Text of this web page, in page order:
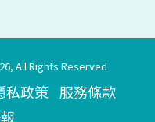
All Rights Reserved
私政策 服務條款